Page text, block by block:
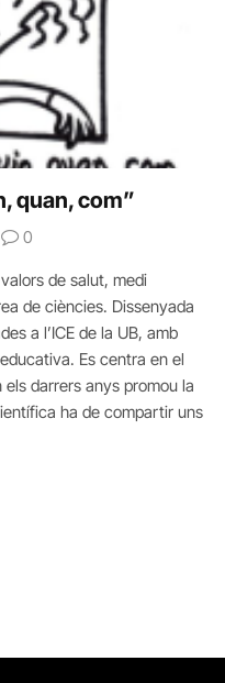
quan, com”
0
de salut, medi
de ciències. Dissenyada
a l’ICE de la UB, amb
Es centra en el
darrers anys promou la
ha de compartir uns